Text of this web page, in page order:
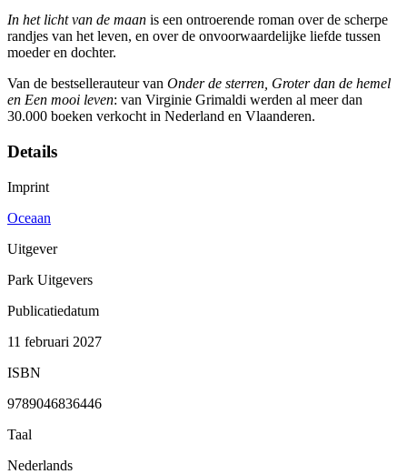
In het licht van de maan is een ontroerende roman over de scherpe
randjes van het leven, en over de onvoorwaardelijke liefde tussen
moeder en dochter.
Van de bestsellerauteur van Onder de sterren, Groter dan de hemel
en Een mooi leven: van Virginie Grimaldi werden al meer dan
30.000 boeken verkocht in Nederland en Vlaanderen.
Details
Imprint
Oceaan
Uitgever
Park Uitgevers
Publicatiedatum
11 februari 2027
ISBN
9789046836446
Taal
Nederlands